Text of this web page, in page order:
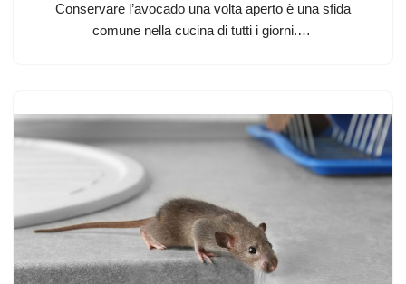
Conservare l’avocado una volta aperto è una sfida
comune nella cucina di tutti i giorni.…